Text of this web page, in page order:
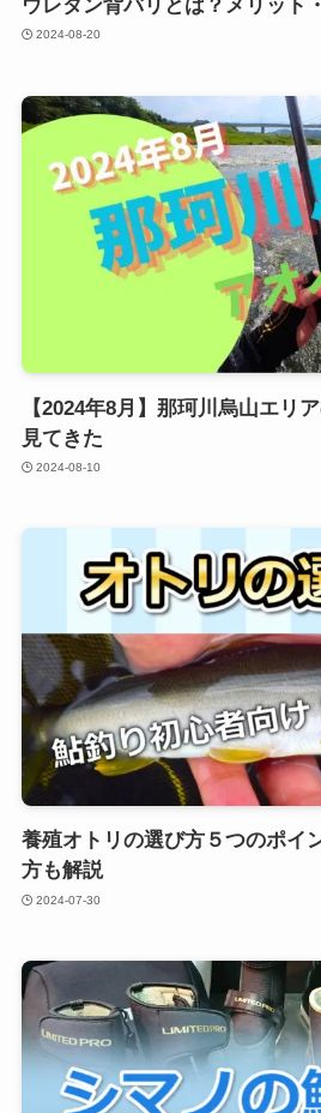
ウレタン背バリとは？メリット
2024-08-20
【2024年8月】那珂川烏山エリ
見てきた
2024-08-10
養殖オトリの選び方５つのポイ
方も解説
2024-07-30